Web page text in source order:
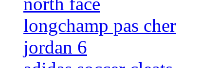
longchamp pas cher
jordan 6